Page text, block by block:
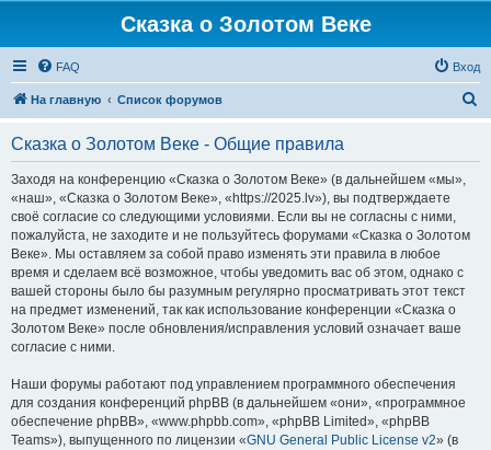
Сказка о Золотом Веке
FAQ Вход
На главную Список форумов
Сказка о Золотом Веке - Общие правила
Заходя на конференцию «Сказка о Золотом Веке» (в дальнейшем «мы»,
«наш», «Сказка о Золотом Веке», «https://2025.lv»), вы подтверждаете
своё согласие со следующими условиями. Если вы не согласны с ними,
пожалуйста, не заходите и не пользуйтесь форумами «Сказка о Золотом
Веке». Мы оставляем за собой право изменять эти правила в любое
время и сделаем всё возможное, чтобы уведомить вас об этом, однако с
вашей стороны было бы разумным регулярно просматривать этот текст
на предмет изменений, так как использование конференции «Сказка о
Золотом Веке» после обновления/исправления условий означает ваше
согласие с ними.
Наши форумы работают под управлением программного обеспечения
для создания конференций phpBB (в дальнейшем «они», «программное
обеспечение phpBB», «www.phpbb.com», «phpBB Limited», «phpBB
Teams»), выпущенного по лицензии «GNU General Public License v2» (в